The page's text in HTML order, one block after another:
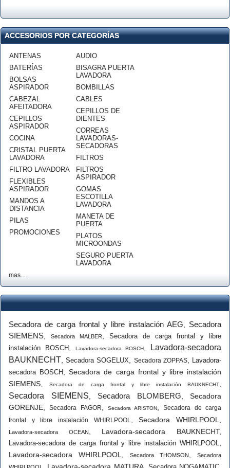
ACCESORIOS POR CATEGORÍAS
ANTENAS
BATERÍAS
BOLSAS
ASPIRADOR
CABEZAL
AFEITADORA
CEPILLOS
ASPIRADOR
COCINA
CRISTAL PUERTA
LAVADORA
FILTRO LAVADORA
FLEXIBLES
ASPIRADOR
MANDOS A
DISTANCIA
PILAS
PROMOCIONES
AUDIO
BISAGRA PUERTA
LAVADORA
BOMBILLAS
CABLES
CEPILLOS DE
DIENTES
CORREAS
LAVADORAS-
SECADORAS
FILTROS
FILTROS
ASPIRADOR
GOMAS
ESCOTILLA
LAVADORA
MANETA DE
PUERTA
PLATOS
MICROONDAS
SEGURO PUERTA
LAVADORA
mas...
Secadora de carga frontal y libre instalación AEG
Secadora
SIEMENS
Secadora MALBER
Secadora de carga frontal y libre
instalación BOSCH, Lavadora-secadora BOSCH
Lavadora-secadora
BAUKNECHT ,Secadora SOGELUX Secadora ZOPPAS,
Lavadora-
secadora BOSCH
,Secadora de carga frontal y libre instalación
SIEMENS
Secadora de carga frontal y libre instalación BAUKNECHT
Secadora SIEMENS Secadora BLOMBERG
Secadora
GORENJE ,Secadora FAGOR Secadora ARISTON ,Secadora de carga
frontal y libre instalación WHIRLPOOL ,Secadora WHIRLPOOL
Lavadora-secadora OCEAN Lavadora-secadora BAUKNECHT,
Lavadora-secadora de carga frontal y libre instalación WHIRLPOOL
Lavadora-secadora WHIRLPOOL
Secadora THOMSON
Secadora